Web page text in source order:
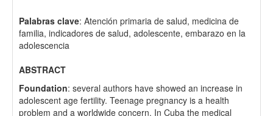
Palabras clave: Atención primaria de salud, medicina de
familia, indicadores de salud, adolescente, embarazo en la
adolescencia
ABSTRACT
Foundation: several authors have showed an increase in
adolescent age fertility. Teenage pregnancy is a health
problem and a worldwide concern. In Cuba the medical